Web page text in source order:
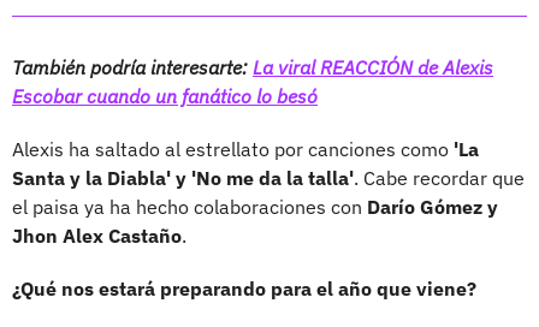
También podría interesarte: La viral REACCIÓN de Alexis
Escobar cuando un fanático lo besó
Alexis ha saltado al estrellato por canciones como 'La
Santa y la Diabla' y 'No me da la talla'. Cabe recordar que
el paisa ya ha hecho colaboraciones con Darío Gómez y
Jhon Alex Castaño.
¿Qué nos estará preparando para el año que viene?